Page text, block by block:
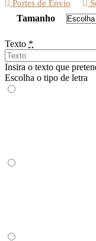
Portes de Envio
Tamanho
Texto *
Insira o texto que
Escolha o tipo de letra